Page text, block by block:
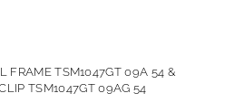
FRAME TSM1047GT 09A 54 &
TSM1047GT 09AG 54